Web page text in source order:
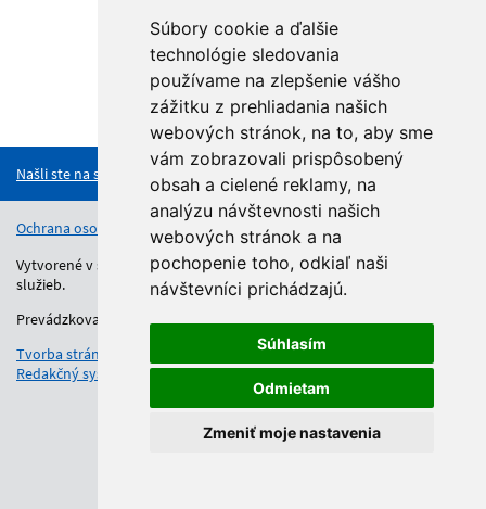
Súbory cookie a ďalšie
technológie sledovania
používame na zlepšenie vášho
zážitku z prehliadania našich
webových stránok, na to, aby sme
vám zobrazovali prispôsobený
obsah a cielené reklamy, na
analýzu návštevnosti našich
webových stránok a na
pochopenie toho, odkiaľ naši
návštevníci prichádzajú.
Súhlasím
Odmietam
Zmeniť moje nastavenia
Hore
Našli ste na stránke chybu?
Ochrana osobných údajov Vyhlásenie o prístupnosti
Vytvorené v súlade s Jednotným dizajn manuálom elektronických
služieb.
Prevádzkovateľom služby je Regionálny úrad školskej správy.
Tvorba stránok
Redakčný systém
: SysCom